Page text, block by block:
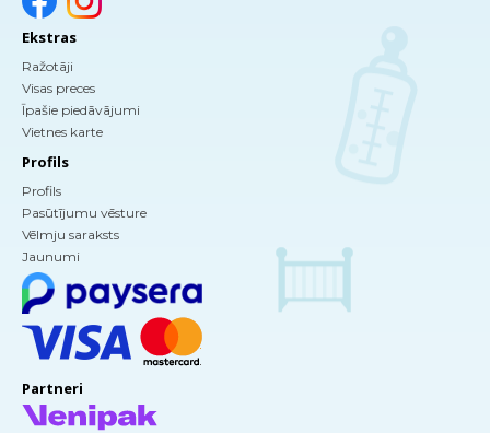
Ekstras
Ražotāji
Visas preces
Īpašie piedāvājumi
Vietnes karte
Profils
Profils
Pasūtījumu vēsture
Vēlmju saraksts
Jaunumi
Partneri